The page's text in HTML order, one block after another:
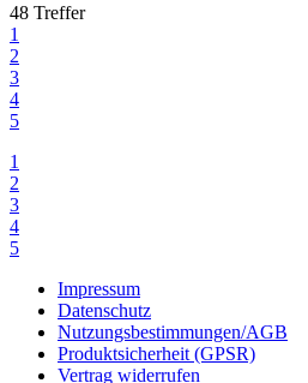
48 Treffer
1
2
3
4
5
1
2
3
4
5
Impressum
Datenschutz
Nutzungsbestimmungen/AGB
Produktsicherheit (GPSR)
Vertrag widerrufen